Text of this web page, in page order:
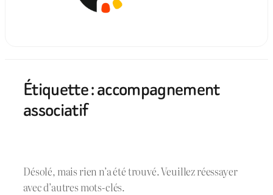
Étiquette :accompagnement
associatif
Désolé, mais rien n’a été trouvé. Veuillez réessayer
avec d’autres mots-clés.